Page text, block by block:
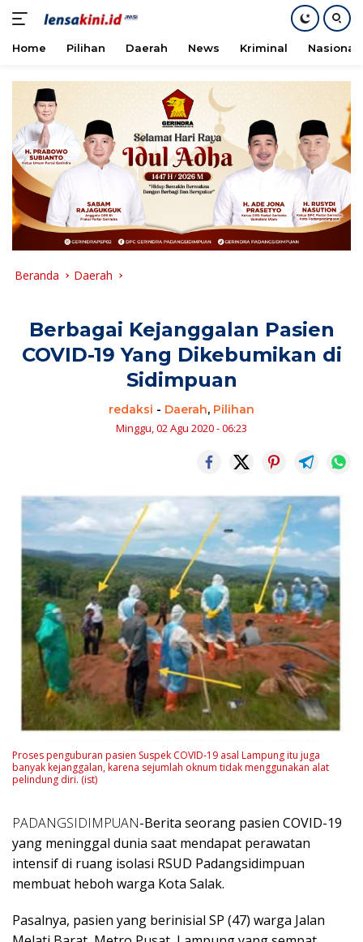
konten
Home Pilihan Daerah News Kriminal Nasional
Beranda Daerah
Berbagai Kejanggalan Pasien
COVID-19 Yang Dikebumikan di
Sidimpuan
redaksi - Daerah, Pilihan
Minggu, 02 Agu 2020 - 06:23
Proses penguburan pasien Suspek COVID-19 asal Lampung itu juga
banyak kejanggalan, karena sejumlah oknum tidak menggunakan alat
pelindung diri. (ist)
PADANGSIDIMPUAN-Berita seorang pasien COVID-19
yang meninggal dunia saat mendapat perawatan
intensif di ruang isolasi RSUD Padangsidimpuan
membuat heboh warga Kota Salak.
Pasalnya, pasien yang berinisial SP (47) warga Jalan